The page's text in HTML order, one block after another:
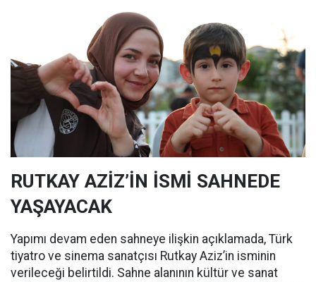
RUTKAY AZİZ’İN İSMİ SAHNEDE
YAŞAYACAK
Yapımı devam eden sahneye ilişkin açıklamada, Türk
tiyatro ve sinema sanatçısı Rutkay Aziz’in isminin
verileceği belirtildi. Sahne alanının kültür ve sanat